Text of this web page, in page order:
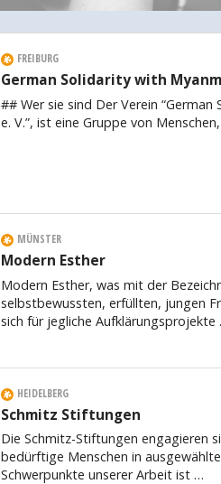
FREIBURG
German Solidarity with
## Wer sie sind Der Verein
e. V.”, ist eine Gruppe von
MÜNSTER
Modern Esther
Modern Esther, was mit der
selbstbewussten, erfüllten, jungen
sich für jegliche Aufklärungsprojekte
HEIDELBERG
Schmitz Stiftungen
Die Schmitz-Stiftungen engagieren
bedürftige Menschen in
Schwerpunkte unserer Arbeit ist …